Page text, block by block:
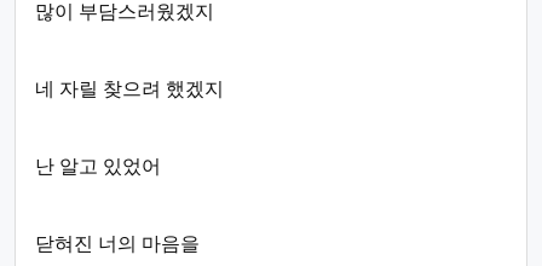
많이 부담스러웠겠지
네 자릴 찾으려 했겠지
난 알고 있었어
닫혀진 너의 마음을